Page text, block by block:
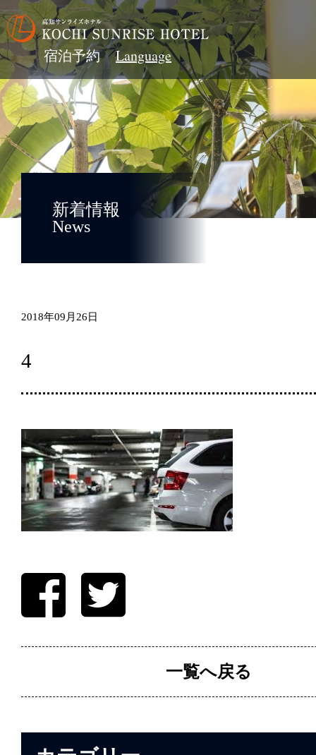
宿泊予約
新着情報
News
2018年09月26日
4
一覧へ戻る